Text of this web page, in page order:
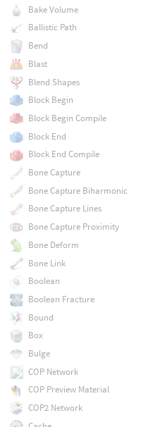
Bake Volume
Ballistic Path
Bend
Blast
Blend Shapes
Block Begin
Block Begin Compile
Block End
Block End Compile
Bone Capture
Bone Capture Biharmonic
Bone Capture Lines
Bone Capture Proximity
Bone Deform
Bone Link
Boolean
Boolean Fracture
Bound
Box
Bulge
COP Network
COP Preview Material
COP2 Network